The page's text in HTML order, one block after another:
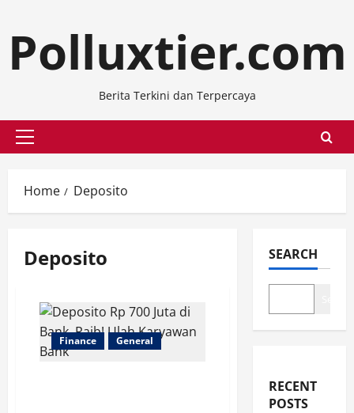
content
Polluxtier.com
Berita Terkini dan Terpercaya
Primary
Home Deposito
Deposito
Finance General
SEARCH
RECENT
POSTS